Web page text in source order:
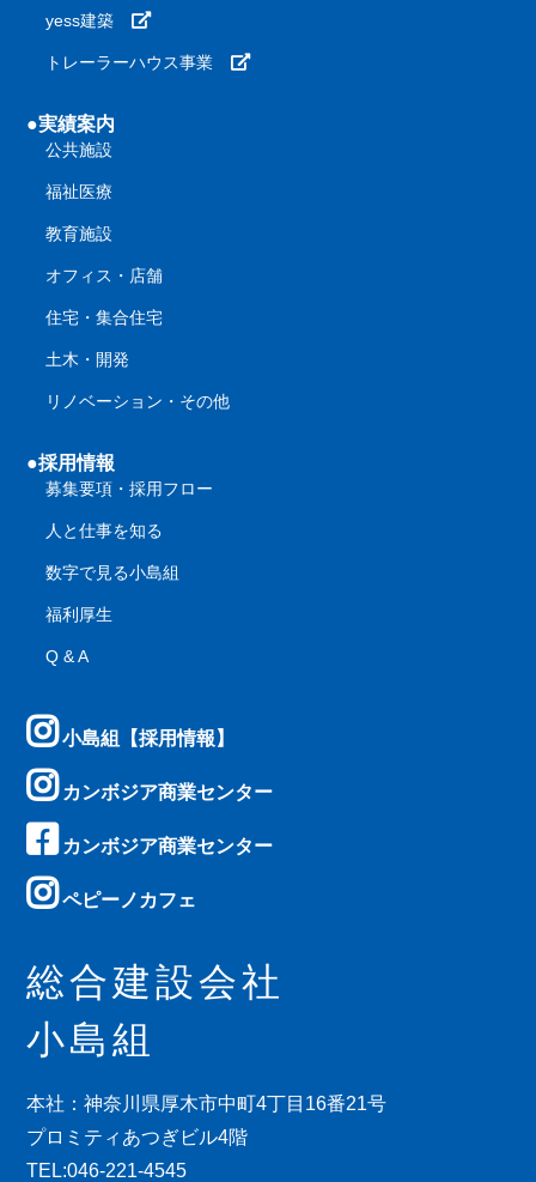
yess建築
トレーラーハウス事業
●実績案内
公共施設
福祉医療
教育施設
オフィス・店舗
住宅・集合住宅
土木・開発
リノベーション・その他
●採用情報
募集要項・採用フロー
人と仕事を知る
数字で見る小島組
福利厚生
Q & A
小島組【採用情報】
カンボジア商業センター
カンボジア商業センター
ペピーノカフェ
総合建設会社
小島組
本社：神奈川県厚木市中町4丁目16番21号
プロミティあつぎビル4階
TEL:046-221-4545